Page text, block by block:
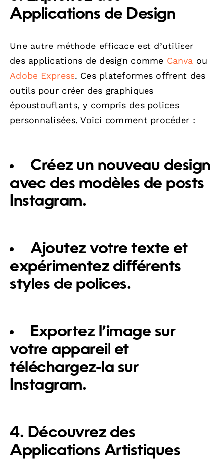
Applications de Design
Une autre méthode efficace est d’utiliser
des applications de design comme Canva ou
Adobe Express. Ces plateformes offrent des
outils pour créer des graphiques
époustouflants, y compris des polices
personnalisées. Voici comment procéder :
Créez un nouveau design
avec des modèles de posts
Instagram.
Ajoutez votre texte et
expérimentez différents
styles de polices.
Exportez l’image sur
votre appareil et
téléchargez-la sur
Instagram.
4. Découvrez des
Applications Artistiques